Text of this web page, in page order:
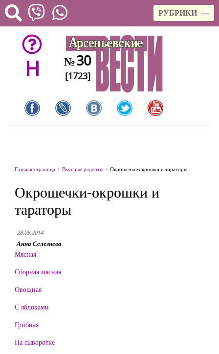
РУБРИКИ
H №30
[1723]
Главная страница Вкусные рецепты Окрошечки-окрошки и тараторы
Окрошечки-окрошки и
тараторы
28.05.2014
Анна Селезнева
Мясная
Сборная мясная
Овощная
С яблоками
Грибная
На сыворотке